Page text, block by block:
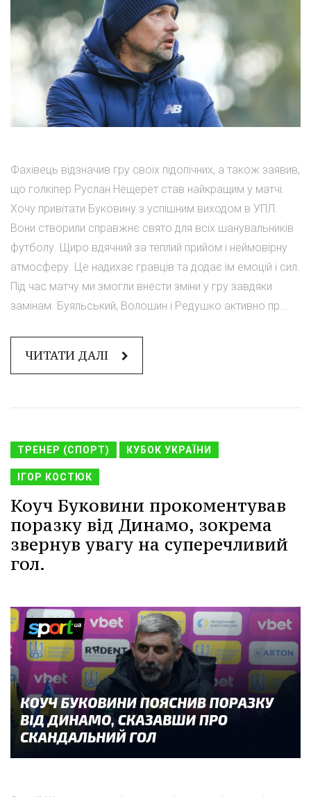
Фахівець відзначив гру своїх підопічних, а також заявив,
що голкіпер Руслан Нещерет став найкращим у матчі.
Хочу привітати Буковину з успішним виходом в УПЛ.
Вони створили справжнє свято для всіх шанувальників
футболу. Щиро вдячний за теплий прийом і неймовірну
атмосферу. Це надихає гравців та додає їм емоцій і сил.
Під час матчу ми змогли внести зміни у гру завдяки
замінам. Буяльський, Волошин і Редушко активно пр...
ЧИТАТИ ДАЛІ
ТРЕНЕР (СПОРТ) КУБОК УКРАЇНИ
ІГОР КОСТЮК
Коуч Буковини прокоментував
поразку від Динамо, зокрема
звернув увагу на суперечливий
гол.